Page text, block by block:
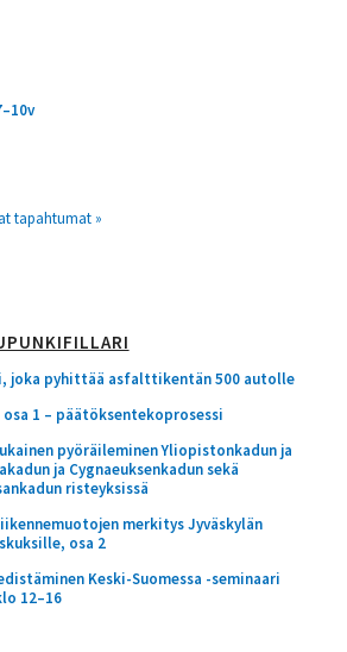
tapahtumat »
joka pyhittää asfalttikentän 500 autolle
1 – päätöksentekoprosessi
pyöräileminen Yliopistonkadun ja
ja Cygnaeuksenkadun sekä
risteyksissä
merkitys Jyväskylän
osa 2
Keski-Suomessa -seminaari
12–16